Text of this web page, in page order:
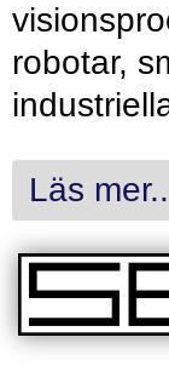
robotar,
Läs